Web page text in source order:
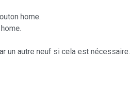
home.
un autre neuf si cela est nécessaire.